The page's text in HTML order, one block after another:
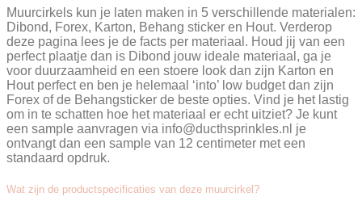
Muurcirkels kun je laten maken in 5 verschillende materialen:
Dibond, Forex, Karton, Behang sticker en Hout. Verderop
deze pagina lees je de facts per materiaal. Houd jij van een
perfect plaatje dan is Dibond jouw ideale materiaal, ga je
voor duurzaamheid en een stoere look dan zijn Karton en
Hout perfect en ben je helemaal ‘into’ low budget dan zijn
Forex of de Behangsticker de beste opties. Vind je het lastig
om in te schatten hoe het materiaal er echt uitziet? Je kunt
een sample aanvragen via info@ducthsprinkles.nl je
ontvangt dan een sample van 12 centimeter met een
standaard opdruk.
Wat zijn de productspecificaties van deze muurcirkel?